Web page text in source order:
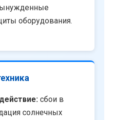
оборудования.
сбои в
солнечных